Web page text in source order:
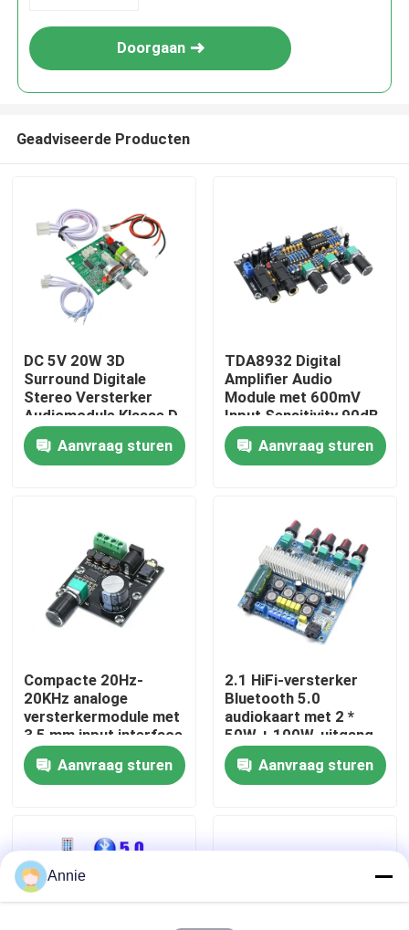
Thuis
Producten
Fabriekstour
Kwaliteitscontrole
Neem contact met ons op
Nieuws
Blog
Doorgaan
Geadviseerde Producten
DC 5V 20W 3D
Surround Digitale
Stereo Versterker
Audiomodule Klasse D
Versterker Board
Aanvraag sturen
TDA8932 Digital
Amplifier Audio
Module met 600mV
Input Sensitivity 90dB
SNR en 3W Output
PowerAanvraag sturen
Compacte 20Hz-
20KHz analoge
versterkermodule met
3,5 mm input interface
en zilveren afwerking
Aanvraag sturen
2.1 HiFi-versterker
Bluetooth 5.0
audiokaart met 2 *
50W + 100W-uitgang
en DC12 ~ 24V-
voedingAanvraag sturen
Annie